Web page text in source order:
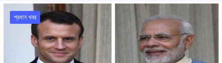
প্রধান খবর